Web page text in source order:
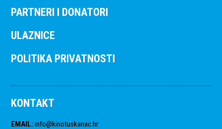
PARTNERI I DONATORI
ULAZNICE
POLITIKA PRIVATNOSTI
KONTAKT
EMAIL: info@kinotuskanac.hr